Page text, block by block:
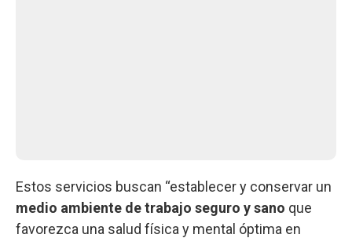
Estos servicios buscan “establecer y conservar un
medio ambiente de trabajo seguro y sano que
favorezca una salud física y mental óptima en